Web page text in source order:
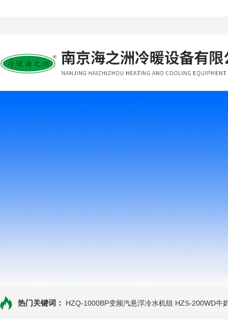
热门关键词： HZQ-1000BP变频汽悬浮冷水机组 HZS-200WD牛